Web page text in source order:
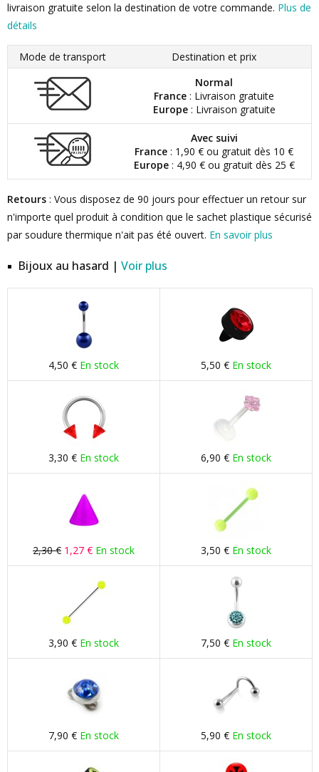
livraison gratuite selon la destination de votre commande. Plus de
détails
Mode de transport
Destination et prix
Normal
France : Livraison gratuite
Europe: Livraison gratuite
Avec suivi
France : 1,90 € ou gratuit dès 10 €
Europe: 4,90 € ou gratuit dès 25 €
Retours : Vous disposez de 90 jours pour effectuer un retour sur
n'importe quel produit à condition que le sachet plastique sécurisé
par soudure thermique n'ait pas été ouvert. En savoir plus
Bijoux au hasard | Voir plus
4,50 € En stock 5,50 € En stock
3,30 € En stock 6,90 € En stock
2,30 € 1,27 € En stock 3,50 € En stock
3,90 € En stock 7,50 € En stock
7,90 € En stock 5,90 € En stock